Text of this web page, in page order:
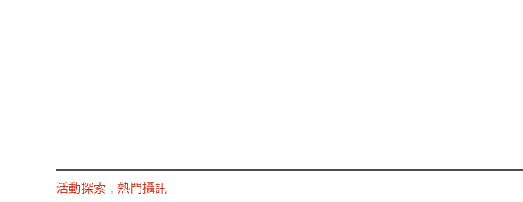
活動探索 ,熱門攝訊